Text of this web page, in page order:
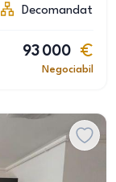
Decomandat
93 000
Negociabil